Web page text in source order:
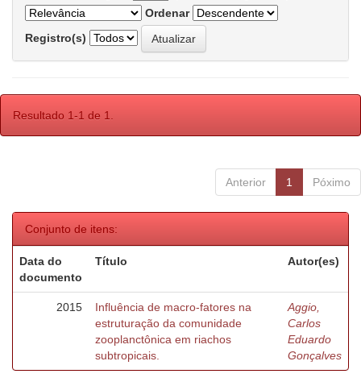
Ordenar
Registro(s)
Resultado 1-1 de 1.
Anterior 1 Póximo
Conjunto de itens:
Data do
documento
Título Autor(es)
2015
Influência de macro-fatores na
estruturação da comunidade
zooplanctônica em riachos
subtropicais.
Aggio,
Carlos
Eduardo
Gonçalves